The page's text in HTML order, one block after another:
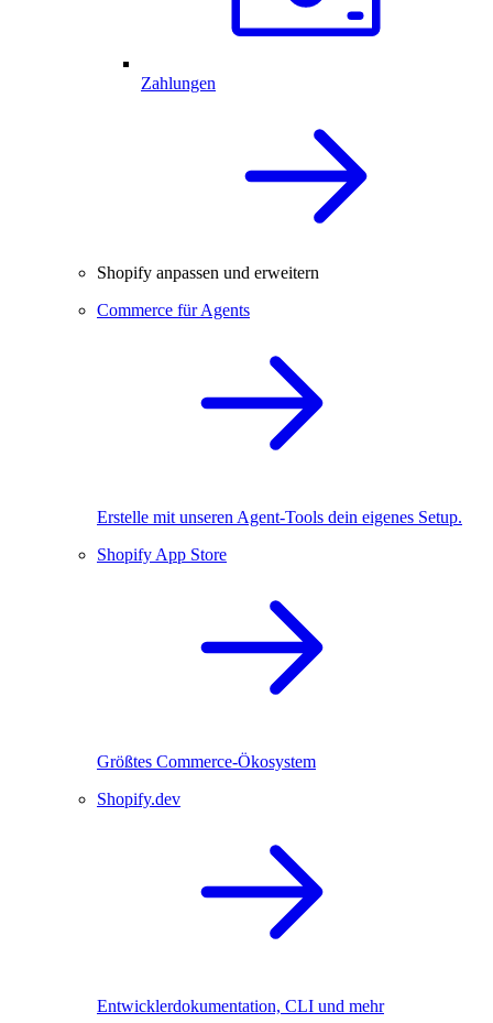
Zahlungen
Shopify anpassen und erweitern
Commerce für Agents
Erstelle mit unseren Agent-Tools dein eigenes Setup.
Shopify App Store
Größtes Commerce-Ökosystem
Shopify.dev
Entwicklerdokumentation, CLI und mehr